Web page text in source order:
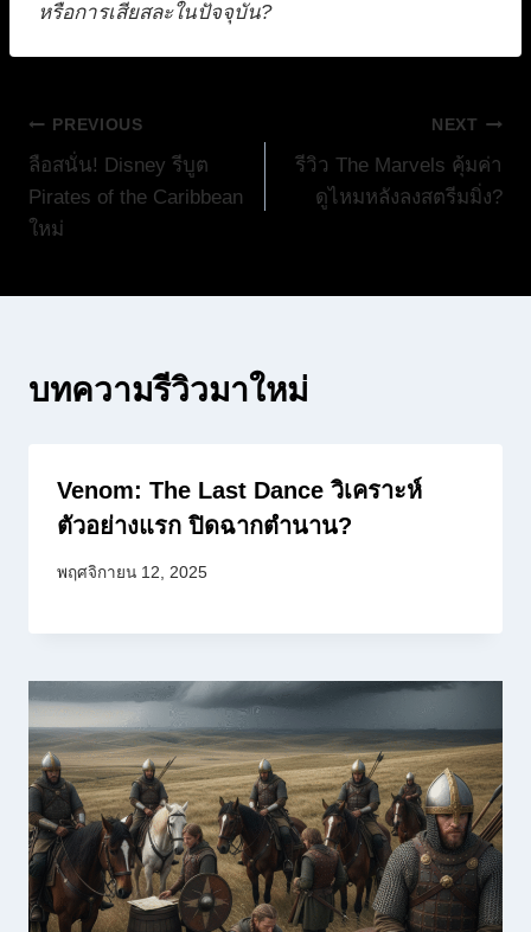
หรือการเสียสละในปัจจุบัน?
แนะแนว
เรื่อง
PREVIOUS
ลือสนั่น! Disney รีบูต
Pirates of the Caribbean
ใหม่
NEXT
รีวิว The Marvels คุ้มค่า
ดูไหมหลังลงสตรีมมิ่ง?
บทความรีวิวมาใหม่
Venom: The Last Dance วิเคราะห์
ตัวอย่างแรก ปิดฉากตำนาน?
พฤศจิกายน 12, 2025